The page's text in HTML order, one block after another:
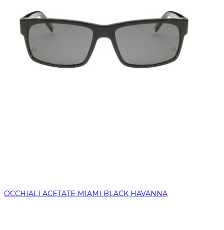
OCCHIALI ACETATE MIAMI BLACK HAVANNA